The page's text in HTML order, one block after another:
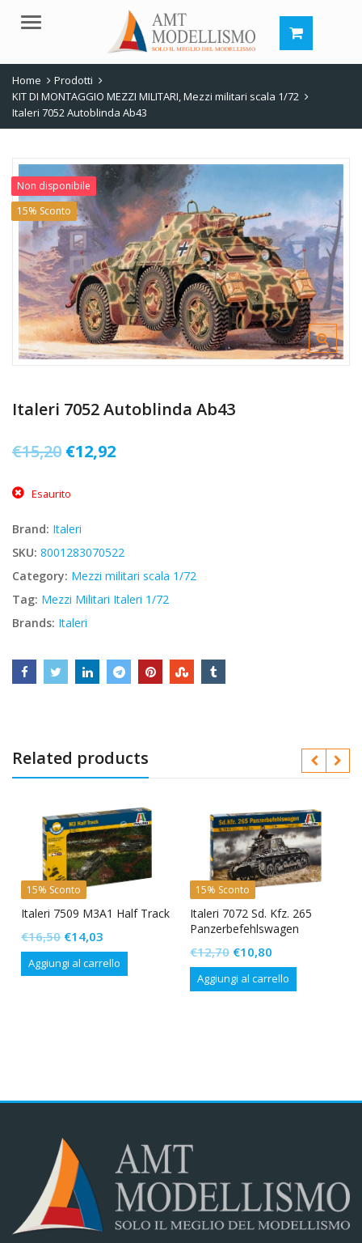
Menu
Home
Prodotti
KIT DI MONTAGGIO MEZZI MILITARI,Mezzi militari scala 1/72
Italeri 7052 Autoblinda Ab43
Non disponibile
15% Sconto
Italeri 7052 Autoblinda Ab43
€15,20 Il
originale
era:
€15,20.
€12,92Il
€12,92.
Esaurito
Brand: Italeri
SKU: 8001283070522
Category: Mezzi militari scala 1/72
Tag: Mezzi Militari Italeri 1/72
Brands: Italeri
Related products
15% Sconto
Italeri 7509 M3A1 Half Track
€16,50 Il
prezzo
originale
€14,03
prezzo
attuale
Aggiungi al carrello
15% Sconto
Italeri 7072 Sd. Kfz. 265
Panzerbefehlswagen
€12,70 Il
prezzo
originale
€10,80
prezzo
attuale
Aggiungi al carrello